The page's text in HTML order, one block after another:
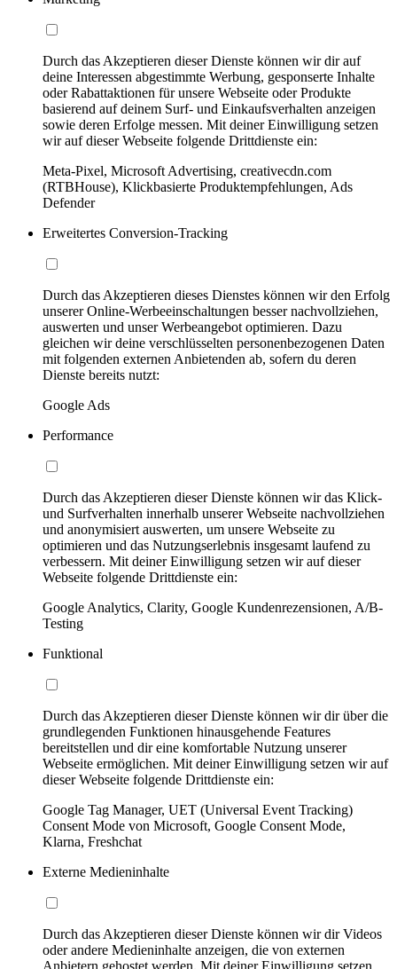
Durch das Akzeptieren dieser Dienste können wir dir auf
deine Interessen abgestimmte Werbung, gesponserte Inhalte
oder Rabattaktionen für unsere Webseite oder Produkte
basierend auf deinem Surf- und Einkaufsverhalten anzeigen
sowie deren Erfolge messen. Mit deiner Einwilligung setzen
wir auf dieser Webseite folgende Drittdienste ein:
Meta-Pixel, Microsoft Advertising, creativecdn.com
(RTBHouse), Klickbasierte Produktempfehlungen, Ads
Defender
Erweitertes Conversion-Tracking
Durch das Akzeptieren dieses Dienstes können wir den Erfolg
unserer Online-Werbeeinschaltungen besser nachvollziehen,
auswerten und unser Werbeangebot optimieren. Dazu
gleichen wir deine verschlüsselten personenbezogenen Daten
mit folgenden externen Anbietenden ab, sofern du deren
Dienste bereits nutzt:
Google Ads
Performance
Durch das Akzeptieren dieser Dienste können wir das Klick-
und Surfverhalten innerhalb unserer Webseite nachvollziehen
und anonymisiert auswerten, um unsere Webseite zu
optimieren und das Nutzungserlebnis insgesamt laufend zu
verbessern. Mit deiner Einwilligung setzen wir auf dieser
Webseite folgende Drittdienste ein:
Google Analytics, Clarity, Google Kundenrezensionen, A/B-
Testing
Funktional
Durch das Akzeptieren dieser Dienste können wir dir über die
grundlegenden Funktionen hinausgehende Features
bereitstellen und dir eine komfortable Nutzung unserer
Webseite ermöglichen. Mit deiner Einwilligung setzen wir auf
dieser Webseite folgende Drittdienste ein:
Google Tag Manager, UET (Universal Event Tracking)
Consent Mode von Microsoft, Google Consent Mode,
Klarna, Freshchat
Externe Medieninhalte
Durch das Akzeptieren dieser Dienste können wir dir Videos
oder andere Medieninhalte anzeigen, die von externen
Anbietern gehostet werden. Mit deiner Einwilligung setzen